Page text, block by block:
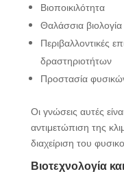
Βιοποικιλότητα
Θαλάσσια βιολογία
Περιβαλλοντικές
δραστηριοτήτων
Προστασία
Οι γνώσεις αυτές
αντιμετώπιση της
διαχείριση του
Βιοτεχνολογία